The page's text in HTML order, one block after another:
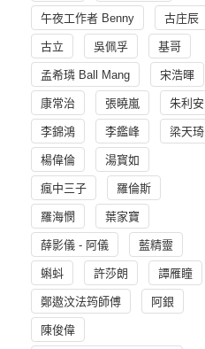
午夜工作者 Benny 古庄辰
古立 吳佩孚 基哥
孟希璘 Ball Mang 宋浩暉
康常治 張曉嵐 朱利安
李錦鴻 李鑑峰 梁天琦
楊偉倫 湯寳如
瘋中三子 羅倫斯
羅海憫 葉家寶
薛影儀 - 阿儀 藍精靈
蝌蚪 許莎朗 譚雁瞳
鄭遨汶法筠師傅 阿銀
陳俊偉